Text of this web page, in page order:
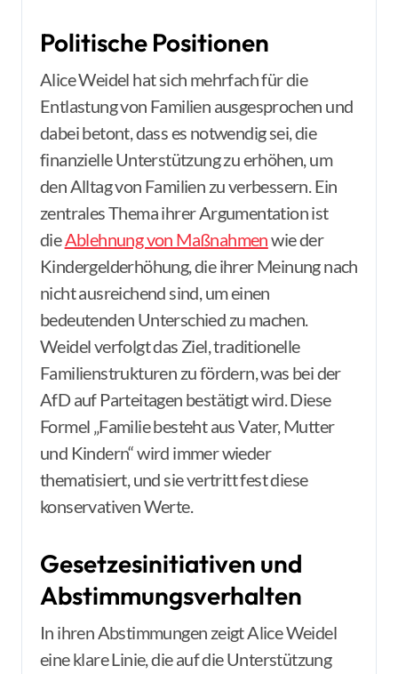
Politische Positionen
Alice Weidel hat sich mehrfach für die
Entlastung von Familien ausgesprochen und
dabei betont, dass es notwendig sei, die
finanzielle Unterstützung zu erhöhen, um
den Alltag von Familien zu verbessern. Ein
zentrales Thema ihrer Argumentation ist
dieAblehnung von Maßnahmenwie der
Kindergelderhöhung, die ihrer Meinung nach
nicht ausreichend sind, um einen
bedeutenden Unterschied zu machen.
Weidel verfolgt das Ziel, traditionelle
Familienstrukturen zu fördern, was bei der
AfD auf Parteitagen bestätigt wird. Diese
Formel „Familie besteht aus Vater, Mutter
und Kindern“ wird immer wieder
thematisiert, und sie vertritt fest diese
konservativen Werte.
Gesetzesinitiativen und
Abstimmungsverhalten
In ihren Abstimmungen zeigt Alice Weidel
eine klare Linie, die auf die Unterstützung